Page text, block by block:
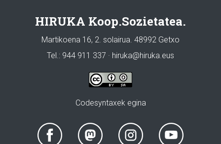
HIRUKA Koop.Sozietatea.
Martikoena 16, 2. solairua. 48992 Getxo
Tel.: 944 911 337 · hiruka@hiruka.eus
Codesyntaxek egina